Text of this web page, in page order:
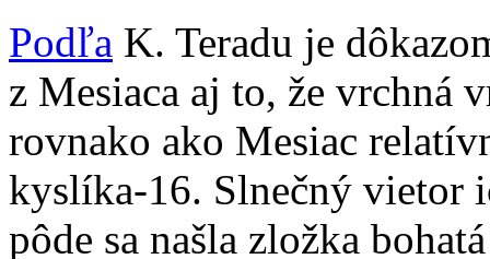
Podľa K. Teradu je
z Mesiaca aj to, že vrchná
rovnako ako Mesiac
kyslíka-16. Slnečný vietor
pôde sa našla zložka